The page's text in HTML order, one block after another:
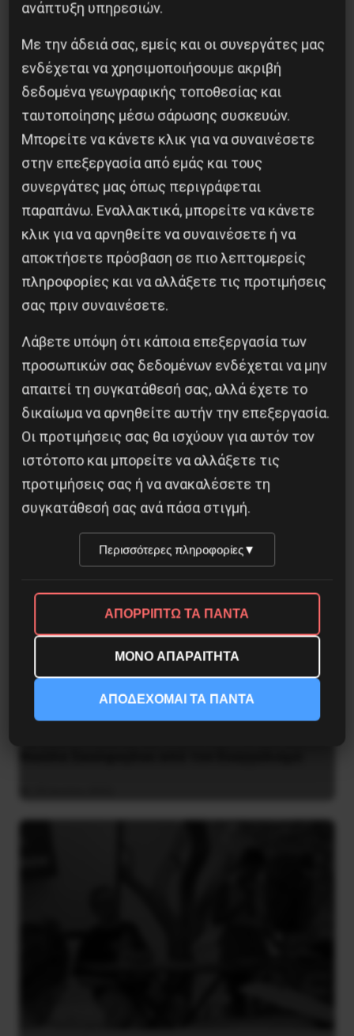
Η Μπουρκίνα Φάσο του Τραορέ αντι-
ιμπεριαλιστική σχισμή της ιστορίας
26 Μαΐου 2025
Το ΑΙ βαθαίνει την Κρίση
4 Αυγούστου 2026
ανάπτυξη υπηρεσιών.
Με την άδειά σας, εμείς και οι συνεργάτες μας
ενδέχεται να χρησιμοποιήσουμε ακριβή
δεδομένα γεωγραφικής τοποθεσίας και
ταυτοποίησης μέσω σάρωσης συσκευών.
Μπορείτε να κάνετε κλικ για να συναινέσετε
στην επεξεργασία από εμάς και τους
συνεργάτες μας όπως περιγράφεται
παραπάνω. Εναλλακτικά, μπορείτε να κάνετε
κλικ για να αρνηθείτε να συναινέσετε ή να
αποκτήσετε πρόσβαση σε πιο λεπτομερείς
πληροφορίες και να αλλάξετε τις προτιμήσεις
σας πριν συναινέσετε.
Λάβετε υπόψη ότι κάποια επεξεργασία των
προσωπικών σας δεδομένων ενδέχεται να μην
απαιτεί τη συγκατάθεσή σας, αλλά έχετε το
δικαίωμα να αρνηθείτε αυτήν την επεξεργασία.
Οι προτιμήσεις σας θα ισχύουν για αυτόν τον
ιστότοπο και μπορείτε να αλλάξετε τις
προτιμήσεις σας ή να ανακαλέσετε τη
συγκατάθεσή σας ανά πάσα στιγμή.
Περισσότερες πληροφορίες▼
ΑΠΟΡΡΙΠΤΩ ΤΑ ΠΑΝΤΑ
ΜΟΝΟ ΑΠΑΡΑΙΤΗΤΑ
ΑΠΟΔΕΧΟΜΑΙ ΤΑ ΠΑΝΤΑ